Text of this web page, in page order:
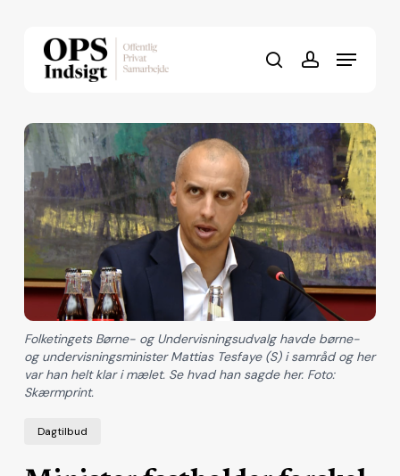
searchaccount
Menu
Dagtilbud
Folketingets Børne- og Undervisningsudvalg havde børne-
og undervisningsminister Mattias Tesfaye (S) i samråd og her
var han helt klar i mælet. Se hvad han sagde her. Foto:
Skærmprint.
Close